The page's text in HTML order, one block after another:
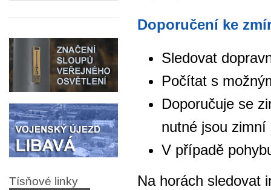
Tísňové linky
Doporučení ke
Sledovat
Počítat s
Doporučuje se
nutné jsou
V případě
Na horách sledovat